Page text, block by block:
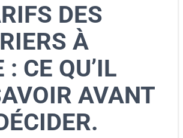
DES
À
: CE QU’IL
AVANT